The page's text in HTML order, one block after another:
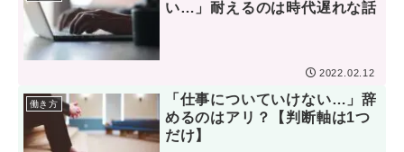
い…」耐えるのは時代遅れな話
2022.02.12
働き方
「仕事についていけない…」辞
めるのはアリ？【判断軸は1つ
だけ】